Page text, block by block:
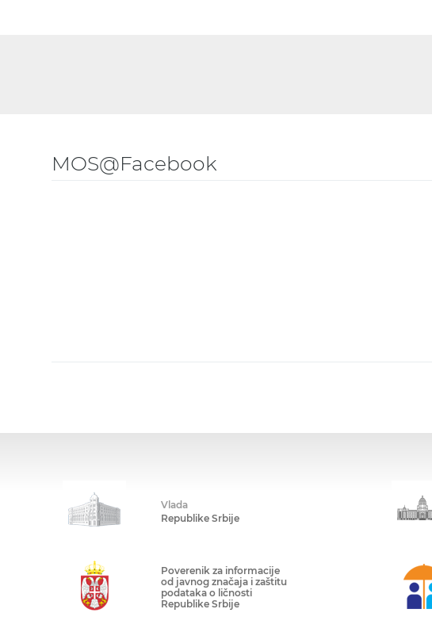
MOS@Facebook
Vlada
Republike Srbije
Poverenik za informacije
od javnog značaja i zaštitu
podataka o ličnosti
Republike Srbije